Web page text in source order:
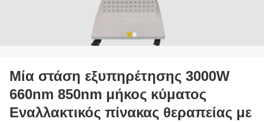
Μία στάση εξυπηρέτησης 3000W
660nm 850nm μήκος κύματος
Εναλλακτικός πίνακας θεραπείας με